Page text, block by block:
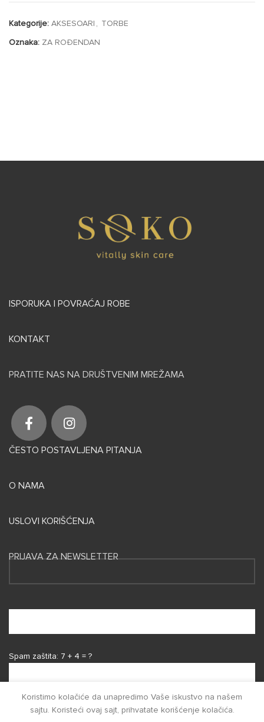
Kategorije: AKSESOARI , TORBE
Oznaka: ZA ROĐENDAN
ISPORUKA I POVRAĆAJ ROBE
KONTAKT
PRATITE NAS NA DRUŠTVENIM MREŽAMA
ČESTO POSTAVLJENA PITANJA
O NAMA
USLOVI KORIŠĆENJA
PRIJAVA ZA NEWSLETTER
Spam zaštita: 7 + 4 = ?
Prihvatam uslove korišćenja
Koristimo kolačiće da unapredimo Vaše iskustvo na našem
sajtu. Koristeći ovaj sajt, prihvatate korišćenje kolačića.